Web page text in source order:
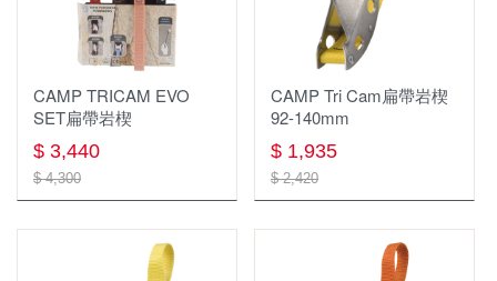
繩索保護器/套
勢能吸收器 緩衝包 防墜包
扁帶 扁帶環 繩圈 腳環
安全帽配件
下降器/確保器
扁帶 扁帶環 繩環 腳環
鉤環 連接環
頭盔 安全帽 與週邊
CAMP TRICAM EVO
SET扁帶岩楔
$ 3,440
$ 4,300
CAMP Tri Cam扁帶岩楔
92-140mm
$ 1,935
$ 2,420